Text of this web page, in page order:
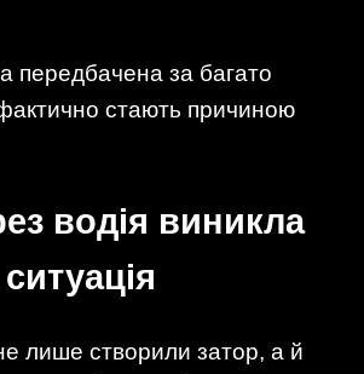
передбачена за багато
стають причиною
водія виникла
не лише створили затор, а й